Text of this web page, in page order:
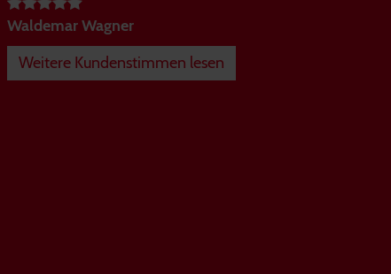
Waldemar Wagner
Weitere Kundenstimmen lesen